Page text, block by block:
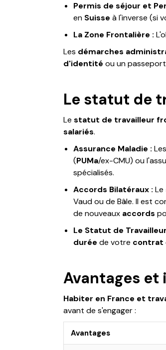
Permis de séjour et
en Suisse à l'inverse (si
La Zone Frontalière :
Les démarches
d'identité ou un
Le statut de
Le statut de travailleur
salariés.
Assurance Maladie : Les
(PUMa/ex-CMU) ou
spécialisés.
Accords Bilatéraux : Le
Vaud ou de Bâle. Il est
de nouveaux accords
Le Statut de
durée de votre contrat
Avantages et
Habiter en France et
avant de s'engager :
Avantages